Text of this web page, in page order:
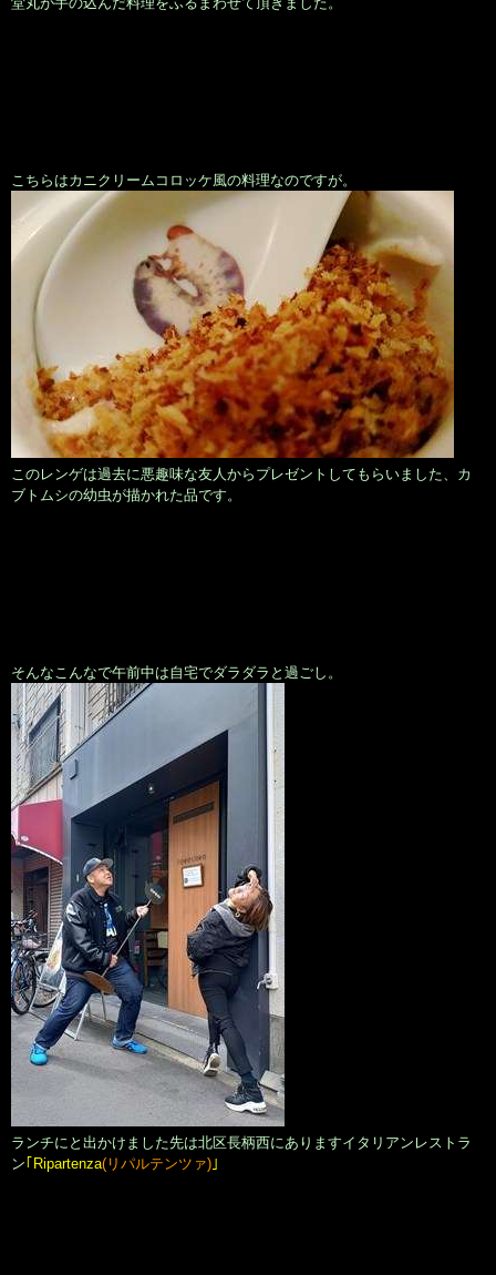
こちらはカニクリームコロッケ風の料理なのですが。
このレンゲは過去に悪趣味な友人からプレゼントしてもらいました、カ
ブトムシの幼虫が描かれた品です。
そんなこんなで午前中は自宅でダラダラと過ごし。
ランチにと出かけました先は北区長柄西にありますイタリアンレストラ
ン｢Ripartenza(リパルテンツァ) ｣